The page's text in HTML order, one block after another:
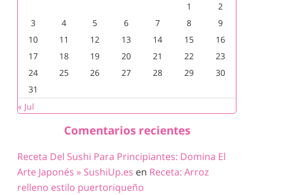
1
2
3
4 5 6 7 8
9
10
11 12 13 14 15
16
17
18 19 20 21 22
23
24
25 26 27 28 29
30
31
« Jul
Comentarios recientes
Receta Del Sushi Para Principiantes: Domina El
Arte Japonés » SushiUp.es en Receta: Arroz
relleno estilo puertoriqueño